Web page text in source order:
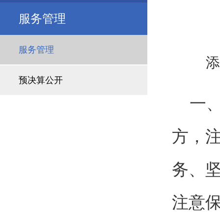
服务管理
服务管理
预决算公开
一
方，
务、
注意